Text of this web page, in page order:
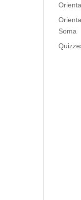
Soma